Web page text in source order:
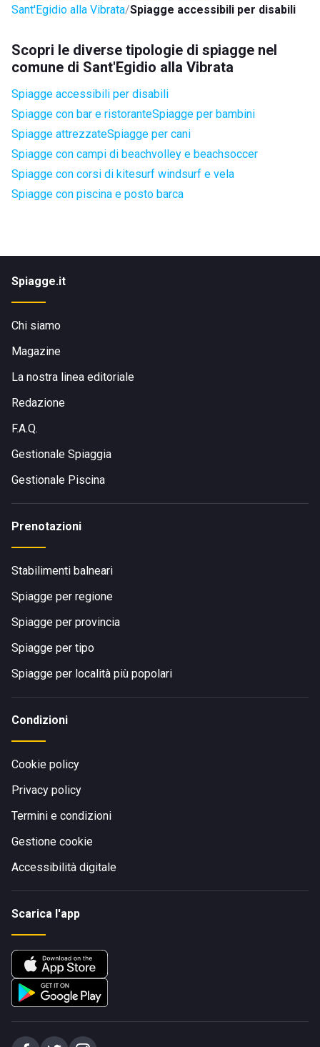
Sant'Egidio alla Vibrata Spiagge accessibili per disabili
Scopri le diverse tipologie di spiagge nel
comune di Sant'Egidio alla Vibrata
Spiagge accessibili per disabili
Spiagge con bar e ristoranteSpiagge per bambini
Spiagge attrezzateSpiagge per cani
Spiagge con campi di beachvolley e beachsoccer
Spiagge con corsi di kitesurf windsurf e vela
Spiagge con piscina e posto barca
Spiagge.it
Chi siamo
Magazine
La nostra linea editoriale
Redazione
F.A.Q.
Gestionale Spiaggia
Gestionale Piscina
Prenotazioni
Stabilimenti balneari
Spiagge per regione
Spiagge per provincia
Spiagge per tipo
Spiagge per località più popolari
Condizioni
Cookie policy
Privacy policy
Termini e condizioni
Gestione cookie
Accessibilità digitale
Scarica l'app